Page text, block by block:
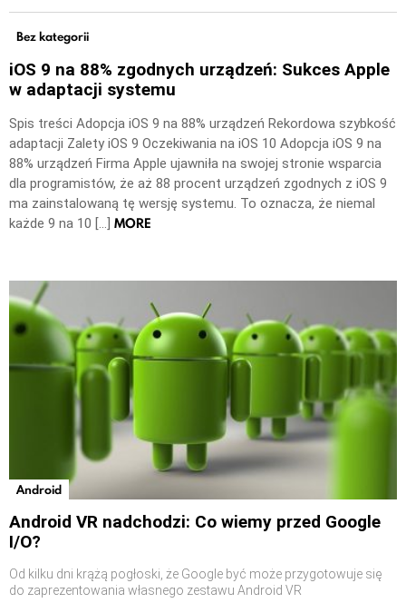
Bez kategorii
iOS 9 na 88% zgodnych urządzeń: Sukces Apple
w adaptacji systemu
Spis treści Adopcja iOS 9 na 88% urządzeń Rekordowa szybkość
adaptacji Zalety iOS 9 Oczekiwania na iOS 10 Adopcja iOS 9 na
88% urządzeń Firma Apple ujawniła na swojej stronie wsparcia
dla programistów, że aż 88 procent urządzeń zgodnych z iOS 9
ma zainstalowaną tę wersję systemu. To oznacza, że niemal
każde 9 na 10 […] MORE
Android
Android VR nadchodzi: Co wiemy przed Google
I/O?
Od kilku dni krążą pogłoski, że Google być może przygotowuje się
do zaprezentowania własnego zestawu Android VR